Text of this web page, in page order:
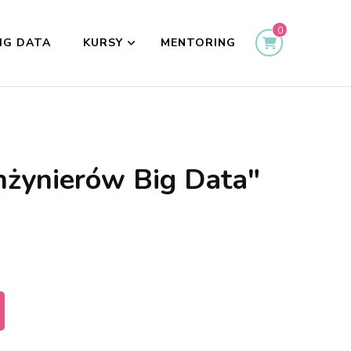
DATA KURSY MENTORING
0
Big Data"